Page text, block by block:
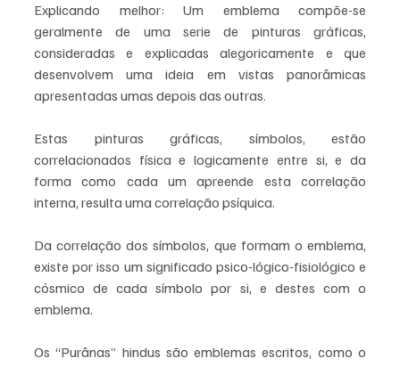
Explicando melhor: Um emblema compõe-se
geralmente de uma serie de pinturas gráficas,
consideradas e explicadas alegoricamente e que
desenvolvem uma ideia em vistas panorâmicas
apresentadas umas depois das outras.
Estas pinturas gráficas, símbolos, estão
correlacionados física e logicamente entre si, e da
forma como cada um apreende esta correlação
interna, resulta uma correlação psíquica.
Da correlação dos símbolos, que formam o emblema,
existe por isso um significado psico-lógico-fisiológico e
cósmico de cada símbolo por si, e destes com o
emblema.
Os “Purânas” hindus são emblemas escritos, como o